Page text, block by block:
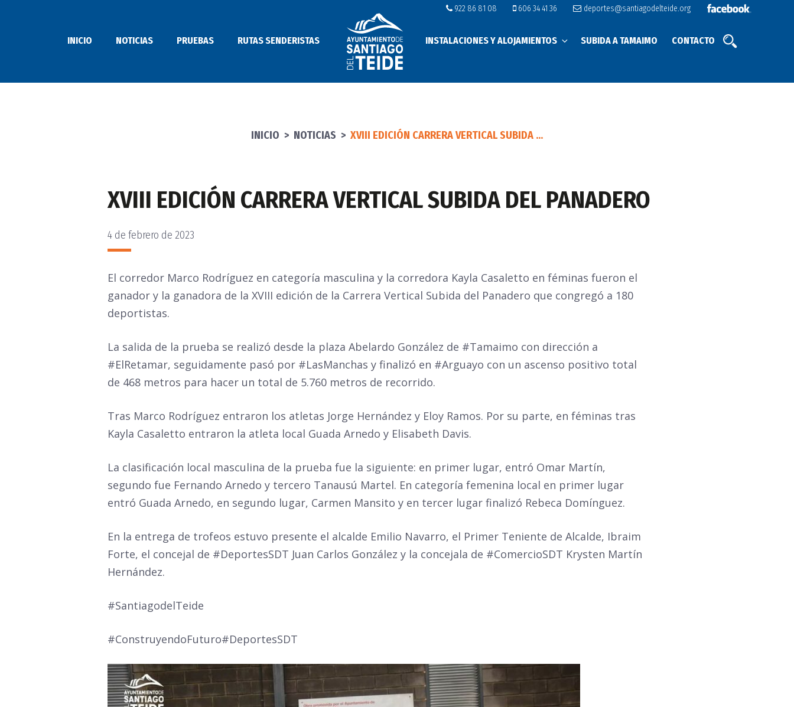
922 86 81 08 606 34 41 36 deportes@santiagodelteide.org
INICIO NOTICIAS PRUEBAS RUTAS SENDERISTAS INSTALACIONES Y ALOJAMIENTOS SUBIDA A TAMAIMO CONTACTO
INICIO > NOTICIAS > XVIII EDICIÓN CARRERA VERTICAL SUBIDA ...
XVIII EDICIÓN CARRERA VERTICAL SUBIDA DEL PANADERO
PUBLICADO
EL
4 de febrero de 2023
El corredor Marco Rodríguez en categoría masculina y la corredora Kayla Casaletto en féminas fueron el
ganador y la ganadora de la XVIII edición de la Carrera Vertical Subida del Panadero que congregó a 180
deportistas.
La salida de la prueba se realizó desde la plaza Abelardo González de #Tamaimo con dirección a
#ElRetamar, seguidamente pasó por #LasManchas y finalizó en #Arguayo con un ascenso positivo total
de 468 metros para hacer un total de 5.760 metros de recorrido.
Tras Marco Rodríguez entraron los atletas Jorge Hernández y Eloy Ramos. Por su parte, en féminas tras
Kayla Casaletto entraron la atleta local Guada Arnedo y Elisabeth Davis.
La clasificación local masculina de la prueba fue la siguiente: en primer lugar, entró Omar Martín,
segundo fue Fernando Arnedo y tercero Tanausú Martel. En categoría femenina local en primer lugar
entró Guada Arnedo, en segundo lugar, Carmen Mansito y en tercer lugar finalizó Rebeca Domínguez.
En la entrega de trofeos estuvo presente el alcalde Emilio Navarro, el Primer Teniente de Alcalde, Ibraim
Forte, el concejal de #DeportesSDT Juan Carlos González y la concejala de #ComercioSDT Krysten Martín
Hernández.
#SantiagodelTeide
#ConstruyendoFuturo#DeportesSDT